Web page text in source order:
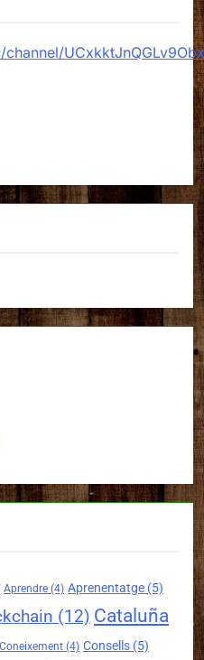
Aprendre (4) Aprenentatge (5)
(12) Cataluña
Coneixement (4) Consells (5)